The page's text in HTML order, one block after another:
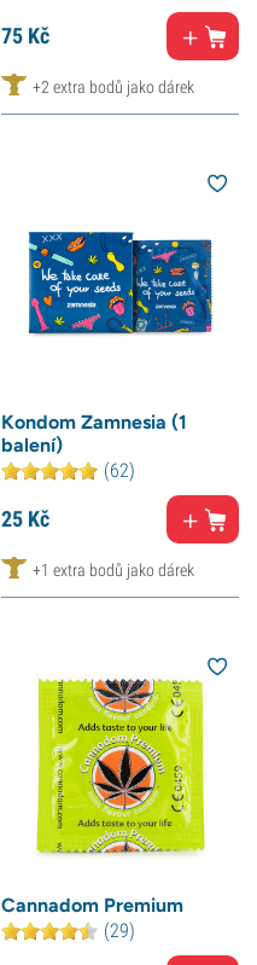
75 Kč
+2 extra bodů jako dárek
Kondom Zamnesia (1
balení)
(62)
25 Kč
+1 extra bodů jako dárek
Cannadom Premium
(29)